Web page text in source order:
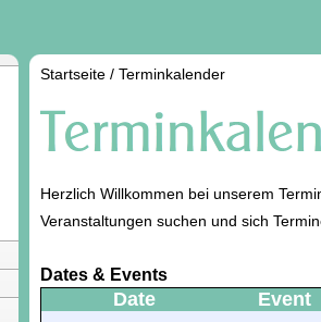
Startseite / Terminkalender
Herzlich Willkommen bei unserem
Veranstaltungen suchen und sich
Dates & Events
Date Event